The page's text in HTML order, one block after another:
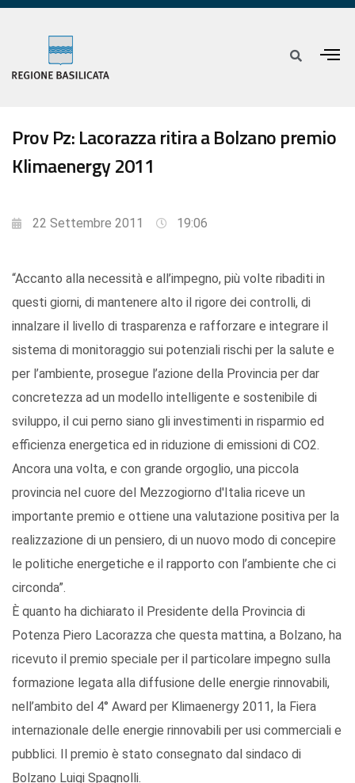
Prov Pz: Lacorazza ritira a Bolzano premio
Klimaenergy 2011
22 Settembre 2011 19:06
“Accanto alla necessità e all’impegno, più volte ribaditi in
questi giorni, di mantenere alto il rigore dei controlli, di
innalzare il livello di trasparenza e rafforzare e integrare il
sistema di monitoraggio sui potenziali rischi per la salute e
per l’ambiente, prosegue l’azione della Provincia per dar
concretezza ad un modello intelligente e sostenibile di
sviluppo, il cui perno siano gli investimenti in risparmio ed
efficienza energetica ed in riduzione di emissioni di CO2.
Ancora una volta, e con grande orgoglio, una piccola
provincia nel cuore del Mezzogiorno d'Italia riceve un
importante premio e ottiene una valutazione positiva per la
realizzazione di un pensiero, di un nuovo modo di concepire
le politiche energetiche e il rapporto con l’ambiente che ci
circonda”.
È quanto ha dichiarato il Presidente della Provincia di
Potenza Piero Lacorazza che questa mattina, a Bolzano, ha
ricevuto il premio speciale per il particolare impegno sulla
formazione legata alla diffusione delle energie rinnovabili,
nell’ambito del 4° Award per Klimaenergy 2011, la Fiera
internazionale delle energie rinnovabili per usi commerciali e
pubblici. Il premio è stato consegnato dal sindaco di
Bolzano Luigi Spagnolli.